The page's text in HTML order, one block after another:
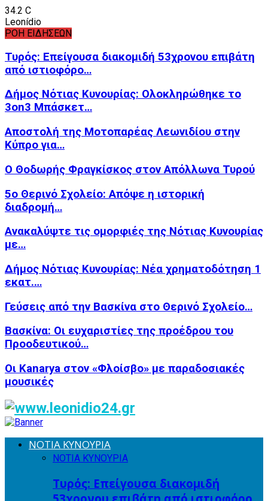
34.2 C
Leonídio
ΡΟΗ ΕΙΔΗΣΕΩΝ
Τυρός: Επείγουσα διακομιδή 53χρονου επιβάτη
από ιστιοφόρο…
Δήμος Νότιας Κυνουρίας: Ολοκληρώθηκε το
3on3 Μπάσκετ…
Αποστολή της Μοτοπαρέας Λεωνιδίου στην
Κύπρο για…
Ο Θοδωρής Φραγκίσκος στον Απόλλωνα Τυρού
5ο Θερινό Σχολείο: Απόψε η ιστορική
διαδρομή…
Ανακαλύψτε τις ομορφιές της Νότιας Κυνουρίας
με…
Δήμος Νότιας Κυνουρίας: Νέα χρηματοδότηση 1
εκατ.…
Γεύσεις από την Βασκίνα στο Θερινό Σχολείο…
Βασκίνα: Οι ευχαριστίες της προέδρου του
Προοδευτικού…
Οι Kanarya στον «Φλοίσβο» με παραδοσιακές
μουσικές
ΝΟΤΙΑ ΚΥΝΟΥΡΙΑ
ΝΟΤΙΑ ΚΥΝΟΥΡΙΑ
Τυρός: Επείγουσα διακομιδή